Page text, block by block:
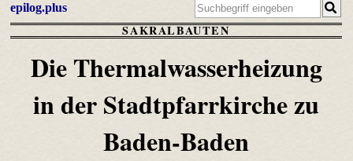
epilog.plus
SAKRALBAUTEN
Die Thermalwasserheizung
in der Stadtpfarrkirche zu
Baden-Baden